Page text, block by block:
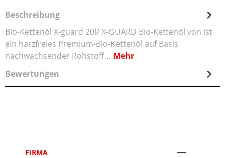
Beschreibung
Bio-Kettenöl X-guard 20l/ X-GUARD Bio-Kettenöl von ist
ein harzfreies Premium-Bio-Kettenöl auf Basis
nachwachsender Rohstoff… Mehr
Bewertungen
FIRMA